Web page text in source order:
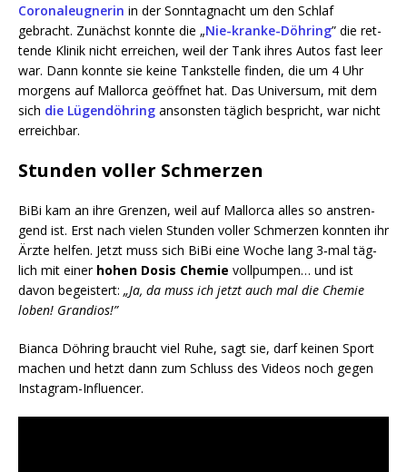
Coro­na­leug­ne­rin in der Sonn­tag­nacht um den Schlaf
gebracht. Zunächst konn­te die „Nie-kran­ke-Döh­ring” die ret­
ten­de Kli­nik nicht errei­chen, weil der Tank ihres Autos fast leer
war. Dann konn­te sie kei­ne Tank­stel­le fin­den, die um 4 Uhr
mor­gens auf Mal­lor­ca geöff­net hat. Das Uni­ver­sum, mit dem
sich die Lügen­döh­ring ansons­ten täg­lich bespricht, war nicht
erreichbar.
Stunden voller Schmerzen
BiBi kam an ihre Gren­zen, weil auf Mal­lor­ca alles so anstren­
gend ist. Erst nach vie­len Stun­den vol­ler Schmer­zen konn­ten ihr
Ärz­te hel­fen. Jetzt muss sich BiBi eine Woche lang 3‑mal täg­
lich mit einer hohen Dosis Che­mie voll­pum­pen… und ist
davon begeis­tert: „Ja, da muss ich jetzt auch mal die Che­mie
loben! Grandios!”
Bian­ca Döh­ring braucht viel Ruhe, sagt sie, darf kei­nen Sport
machen und hetzt dann zum Schluss des Vide­os noch gegen
Instagram-Influencer.